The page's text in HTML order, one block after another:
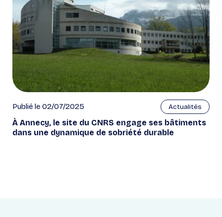
Publié le 02/07/2025 Actualités
À Annecy, le site du CNRS engage ses bâtiments
dans une dynamique de sobriété durable